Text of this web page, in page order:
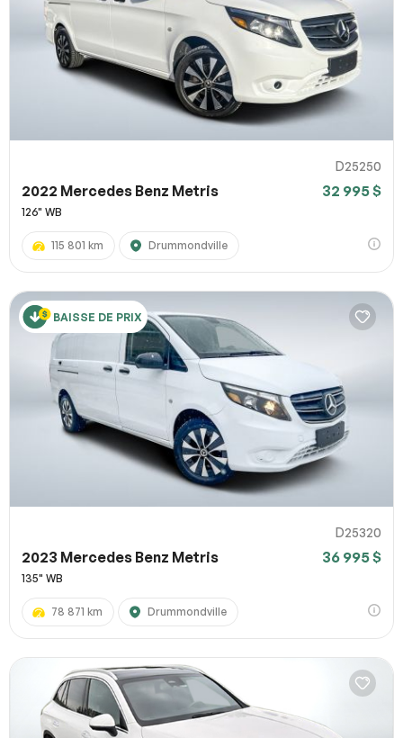
D25250
2022 Mercedes Benz Metris 32 995 $
126" WB
115 801 km Drummondville
BAISSE DE PRIX
D25320
2023 Mercedes Benz Metris 36 995 $
135" WB
78 871 km Drummondville